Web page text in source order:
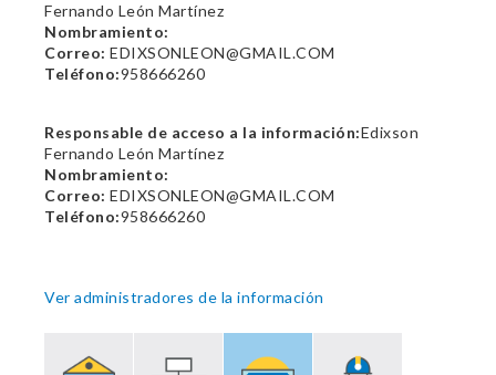
Fernando León Martínez
Nombramiento:
Correo: EDIXSONLEON@GMAIL.COM
Teléfono:958666260
Responsable de acceso a la información:Edixson
Fernando León Martínez
Nombramiento:
Correo: EDIXSONLEON@GMAIL.COM
Teléfono:958666260
Ver administradores de la información